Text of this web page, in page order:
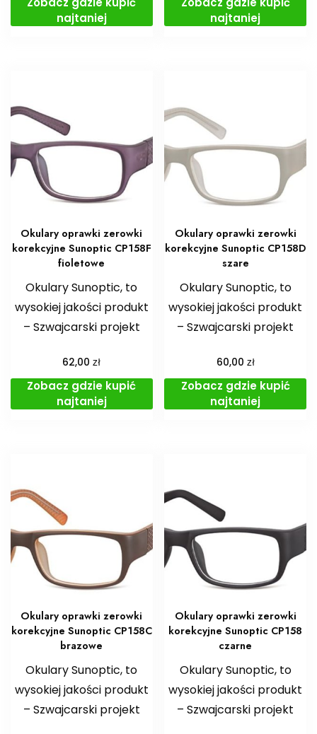
najtaniej
najtaniej
Okulary oprawki zerowki
korekcyjne Sunoptic CP158F
fioletowe
Okulary Sunoptic, to
wysokiej jakości produkt
– Szwajcarski projekt
62,00zł
Zobacz gdzie kupić
najtaniej
Okulary oprawki zerowki
korekcyjne Sunoptic CP158D
szare
Okulary Sunoptic, to
wysokiej jakości produkt
– Szwajcarski projekt
60,00 zł
Zobacz gdzie kupić
najtaniej
Okulary oprawki zerowki
korekcyjne Sunoptic CP158C
brazowe
Okulary Sunoptic, to
wysokiej jakości produkt
– Szwajcarski projekt
Okulary oprawki zerowki
korekcyjne Sunoptic CP158
czarne
Okulary Sunoptic, to
wysokiej jakości produkt
– Szwajcarski projekt